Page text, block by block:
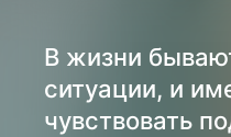
В жизни
ситуации, и
чувствовать